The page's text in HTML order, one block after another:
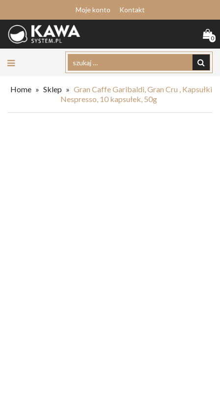
Moje konto Kontakt
0
Home » Sklep » Gran Caffe Garibaldi, Gran Cru , Kapsułki
Nespresso, 10 kapsułek, 50g